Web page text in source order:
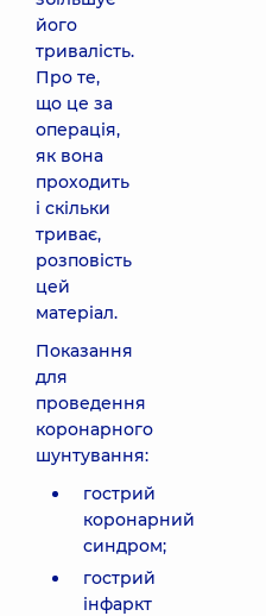
його
тривалість.
Про те,
що це за
операція,
як вона
проходить
і скільки
триває,
розповість
цей
матеріал.
Показання
для
проведення
коронарного
шунтування:
гострий
коронарний
синдром;
гострий
інфаркт